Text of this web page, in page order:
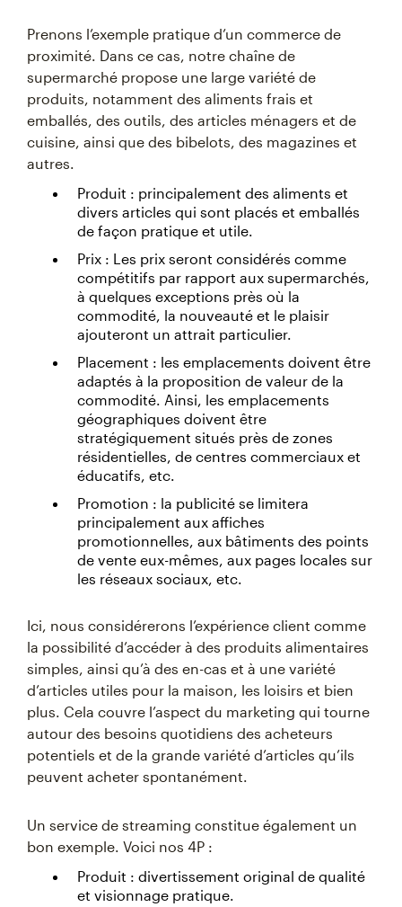
Prenons l’exemple pratique d’un commerce de
proximité. Dans ce cas, notre chaîne de
supermarché propose une large variété de
produits, notamment des aliments frais et
emballés, des outils, des articles ménagers et de
cuisine, ainsi que des bibelots, des magazines et
autres.
Produit : principalement des aliments et
divers articles qui sont placés et emballés
de façon pratique et utile.
Prix : Les prix seront considérés comme
compétitifs par rapport aux supermarchés,
à quelques exceptions près où la
commodité, la nouveauté et le plaisir
ajouteront un attrait particulier.
Placement : les emplacements doivent être
adaptés à la proposition de valeur de la
commodité. Ainsi, les emplacements
géographiques doivent être
stratégiquement situés près de zones
résidentielles, de centres commerciaux et
éducatifs, etc.
Promotion : la publicité se limitera
principalement aux affiches
promotionnelles, aux bâtiments des points
de vente eux-mêmes, aux pages locales sur
les réseaux sociaux, etc.
Ici, nous considérerons l’expérience client comme
la possibilité d’accéder à des produits alimentaires
simples, ainsi qu’à des en-cas et à une variété
d’articles utiles pour la maison, les loisirs et bien
plus. Cela couvre l’aspect du marketing qui tourne
autour des besoins quotidiens des acheteurs
potentiels et de la grande variété d’articles qu’ils
peuvent acheter spontanément.
Un service de streaming constitue également un
bon exemple. Voici nos 4P :
Produit : divertissement original de qualité
et visionnage pratique.